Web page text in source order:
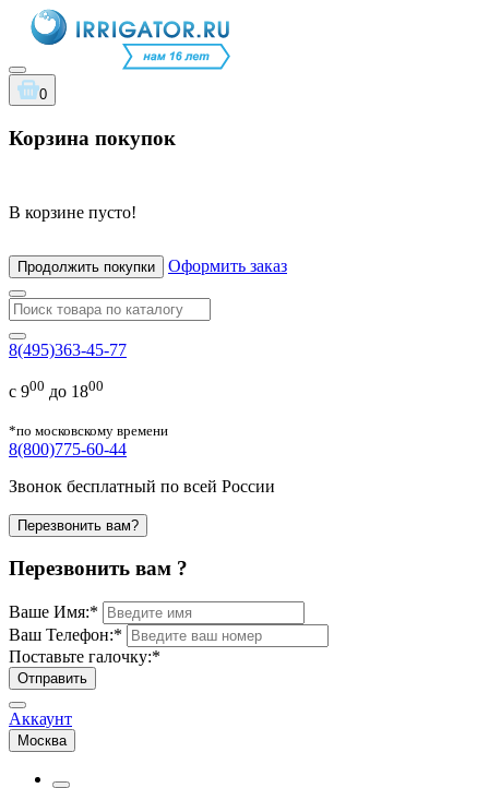
0
Корзина покупок
В корзине пусто!
Продолжить покупки Оформить заказ
8(495)363-45-77
с 900 до 1800
*по московскому времени
8(800)775-60-44
Звонок бесплатный по всей России
Перезвонить вам?
Перезвонить вам ?
Ваше Имя:*
Ваш Телефон:*
Поставьте галочку:*
Отправить
Аккаунт
Москва